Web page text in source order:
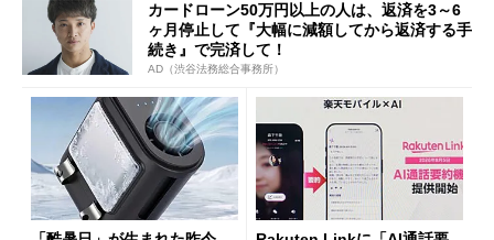
カードローン50万円以上の人は、返済を3～6
ヶ月停止して『大幅に減額してから返済する手
続き』で完済して！
AD（渋谷法務総合事務所）